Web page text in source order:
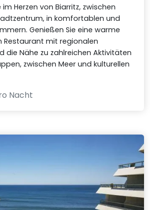
Herzen von Biarritz, zwischen
in komfortablen und
Genießen Sie eine warme
Restaurant mit regionalen
die Nähe zu zahlreichen Aktivitäten
zwischen Meer und kulturellen
Nacht